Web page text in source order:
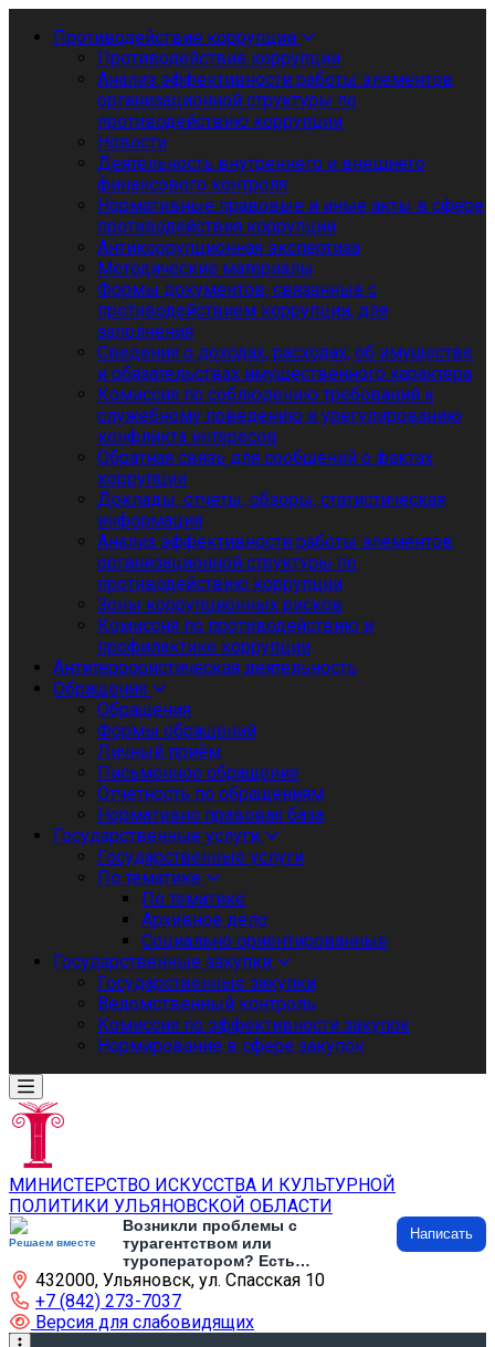
Противодействие коррупции
Противодействие коррупции
Анализ эффективности работы элементов
организационной структуры по
противодействию коррупции
Новости
Деятельность внутреннего и внешнего
финансового контроля
Нормативные правовые и иные акты в сфере
противодействия коррупции
Антикоррупционная экспертиза
Методические материалы
Формы документов, связанные с
противодействием коррупции, для
заполнения
Сведения о доходах, расходах, об имуществе
и обязательствах имущественного характера
Комиссия по соблюдению требований к
служебному поведению и урегулированию
конфликта интересов
Обратная связь для сообщений о фактах
коррупции
Доклады, отчеты, обзоры, статистическая
информация
Анализ эффективности работы элементов
организационной структуры по
противодействию коррупции
Зоны коррупционных рисков
Комиссия по противодействию и
профилактике коррупции
Антитеррористическая деятельность
Обращения
Обращения
Формы обращений
Личный приём
Письменное обращение
Отчетность по обращениям
Нормативно правовая база
Государственные услуги
Государственные услуги
По тематике
По тематике
Архивное дело
Социально ориентированные
Государственные закупки
Государственные закупки
Ведомственный контроль
Комиссия по эффективности закупок
Нормирование в сфере закупок
МИНИСТЕРСТВО ИСКУССТВА И КУЛЬТУРНОЙ
ПОЛИТИКИ УЛЬЯНОВСКОЙ ОБЛАСТИ
Решаем вместе
Возникли проблемы с
турагентством или
туроператором? Есть
предложения по развитию
туризма и туристической
инфраструктуры? Напишите об
этом
Написать
432000, Ульяновск, ул. Спасская 10
+7 (842) 273-7037
Версия для слабовидящих